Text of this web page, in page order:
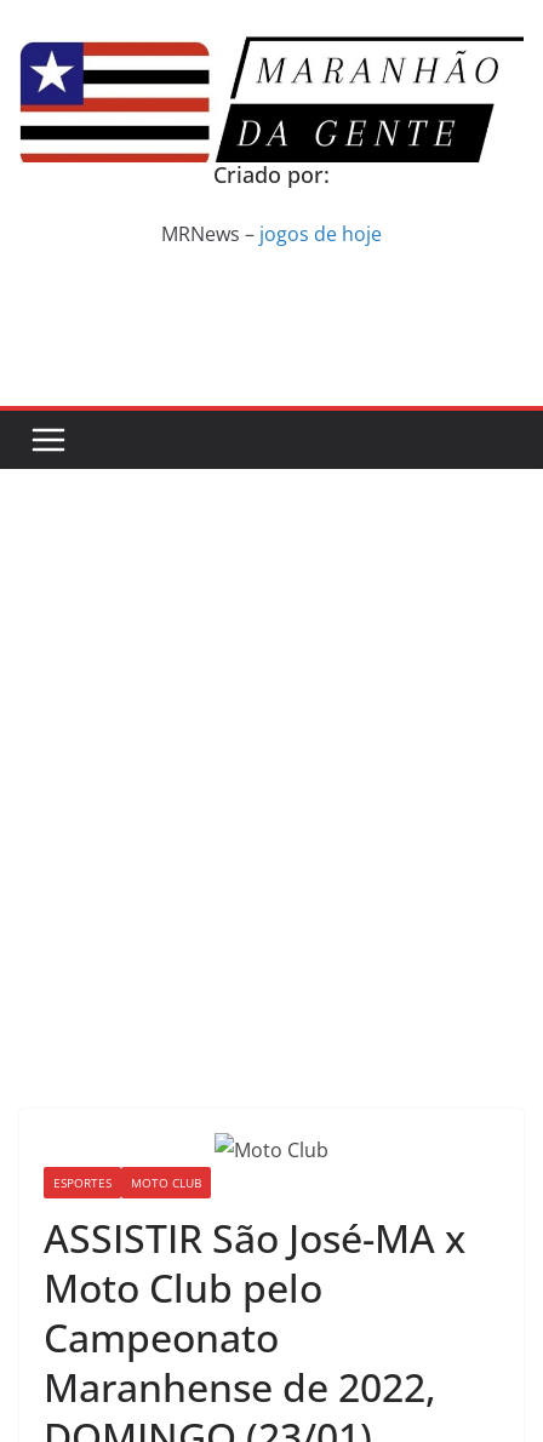
para
conteúdo
Criado por:
MRNews – jogos de hoje
ESPORTES MOTO CLUB
ASSISTIR São José-MA x
Moto Club pelo
Campeonato
Maranhense de 2022,